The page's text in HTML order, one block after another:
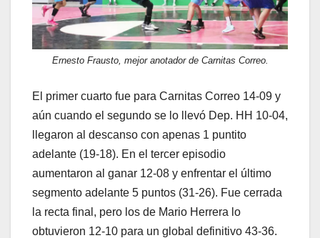
Ernesto Frausto, mejor anotador de Carnitas Correo.
El primer cuarto fue para Carnitas Correo 14-09 y
aún cuando el segundo se lo llevó Dep. HH 10-04,
llegaron al descanso con apenas 1 puntito
adelante (19-18). En el tercer episodio
aumentaron al ganar 12-08 y enfrentar el último
segmento adelante 5 puntos (31-26). Fue cerrada
la recta final, pero los de Mario Herrera lo
obtuvieron 12-10 para un global definitivo 43-36.